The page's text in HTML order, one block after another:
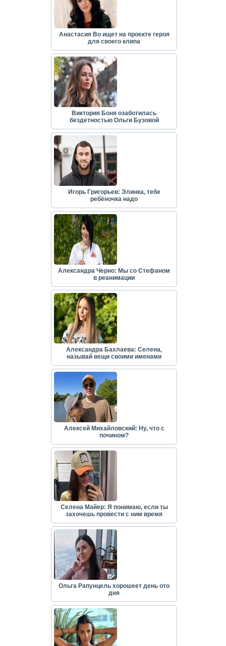
Анастасия Во ищет на проекте героя
для своего клипа
Виктория Боня озаботилась
бездетностью Ольги Бузовой
Игорь Григорьев: Элинка, тебе
ребёночка надо
Александра Черно: Мы со Стефаном
в реанимации
Александра Бахлаева: Селена,
называй вещи своими именами
Алексей Михайловский: Ну, что с
почином?
Селена Майер: Я понимаю, если ты
захочешь провести с ним время
Ольга Рапунцель хорошеет день ото
дня